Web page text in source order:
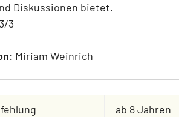
Diskussionen bietet.
3/3
Miriam Weinrich
ab 8 Jahren